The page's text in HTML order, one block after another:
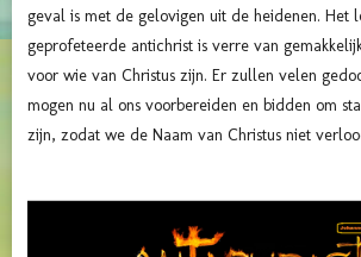
geval is met de gelovigen uit de heidenen. Het
geprofeteerde antichrist is verre van
voor wie van Christus zijn. Er zullen velen
mogen nu al ons voorbereiden en bidden om
zijn, zodat we de Naam van Christus niet